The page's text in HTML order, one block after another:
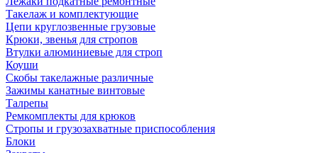
Такелаж и комплектующие
Цепи круглозвенные грузовые
Крюки, звенья для стропов
Втулки алюминиевые для строп
Коуши
Скобы такелажные различные
Зажимы канатные винтовые
Талрепы
Ремкомплекты для крюков
Стропы и грузозахватные приспособления
Блоки